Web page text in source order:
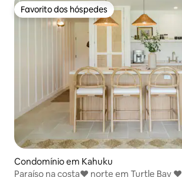
Favorito dos hóspedes
Favorito dos hóspedes
Condomínio em Kahuku
Paraíso na costa♥ norte em Turtle Bay ♥